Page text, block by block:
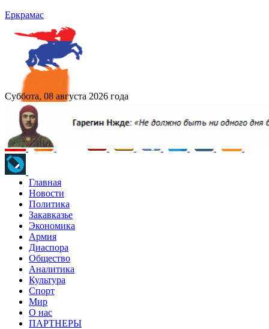
Еркрамас
Суббота, 08 августа 2026 года
Главная
Новости
Политика
Закавказье
Экономика
Армия
Диаспора
Общество
Аналитика
Культура
Спорт
Мир
О нас
ПАРТНЕРЫ